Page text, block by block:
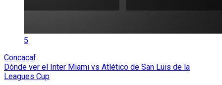
5
Concacaf
Dónde ver el Inter Miami vs Atlético de San Luis de la
Leagues Cup